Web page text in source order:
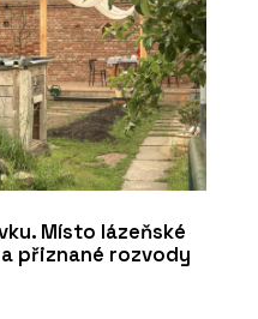
Místo lázeňské
přiznané rozvody